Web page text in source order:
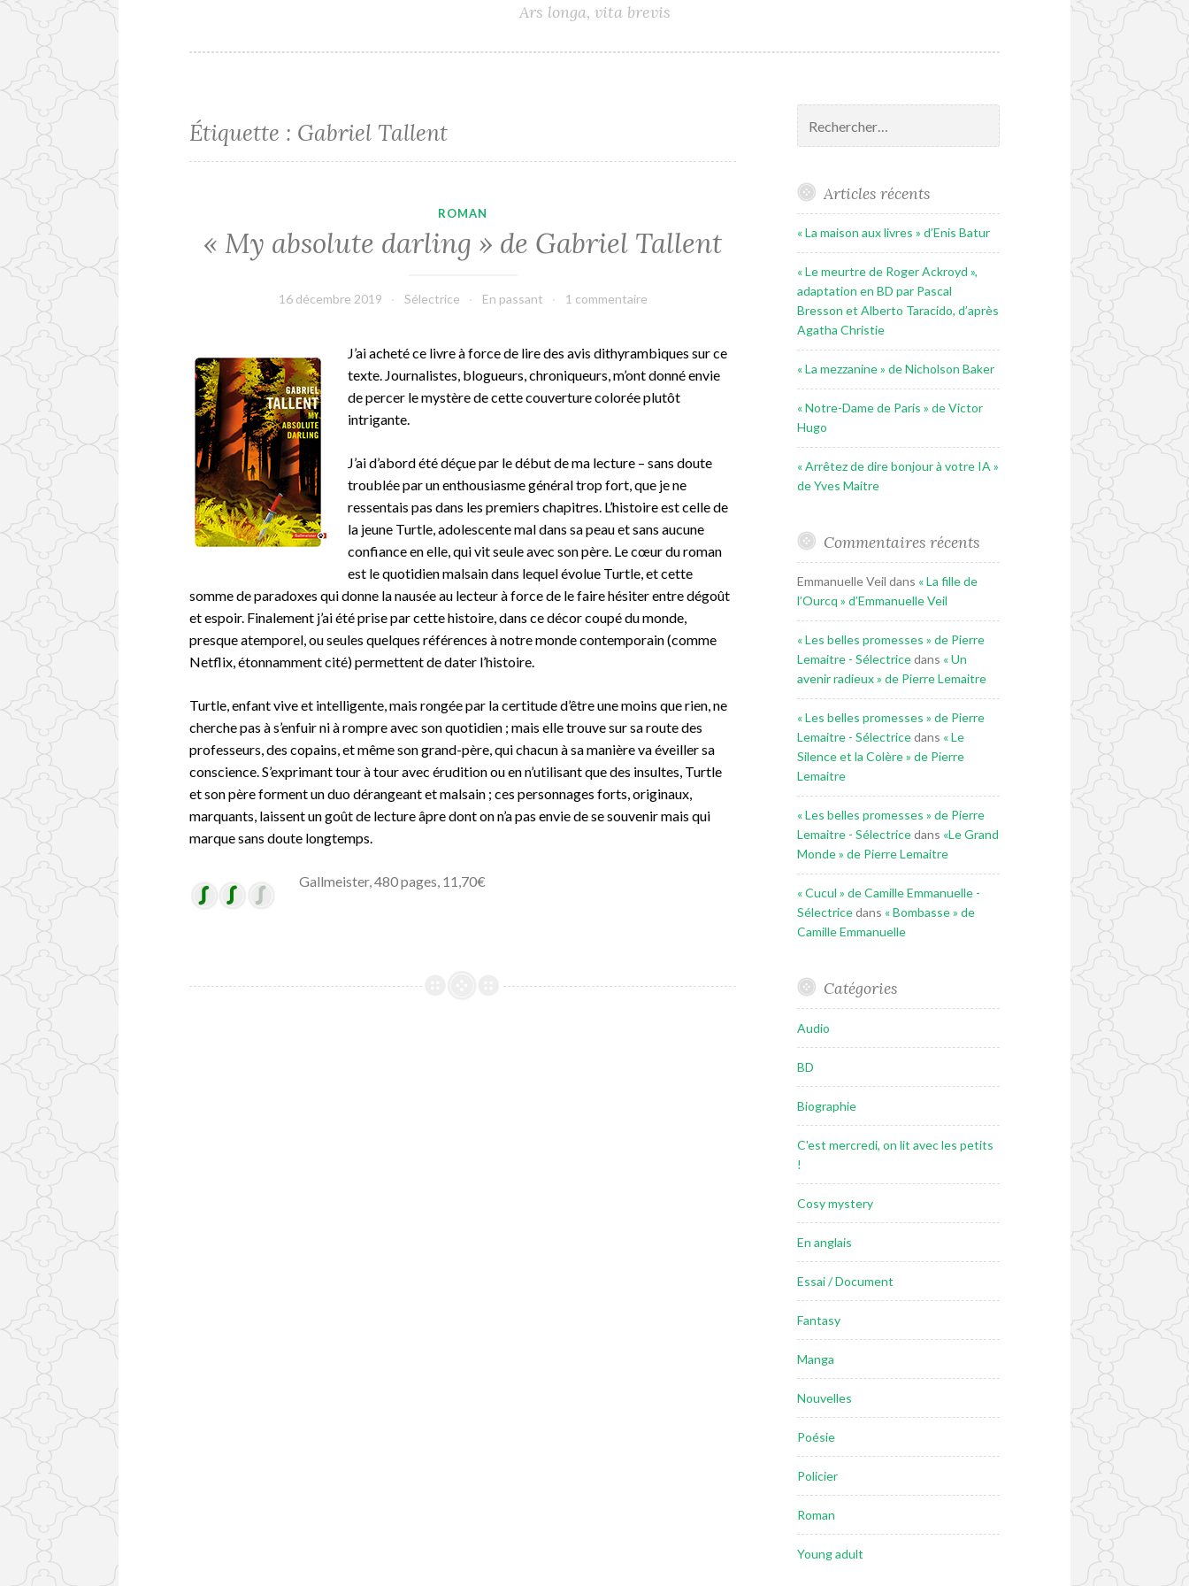
Ars longa, vita brevis
Étiquette : Gabriel Tallent
ROMAN
« My absolute darling » de Gabriel Tallent
16 décembre 2019 Sélectrice En passant 1 commentaire
J’ai acheté ce livre à force de lire des avis dithyrambiques sur ce
texte. Journalistes, blogueurs, chroniqueurs, m’ont donné envie
de percer le mystère de cette couverture colorée plutôt
intrigante.
J’ai d’abord été déçue par le début de ma lecture – sans doute
troublée par un enthousiasme général trop fort, que je ne
ressentais pas dans les premiers chapitres. L’histoire est celle de
la jeune Turtle, adolescente mal dans sa peau et sans aucune
confiance en elle, qui vit seule avec son père. Le cœur du roman
est le quotidien malsain dans lequel évolue Turtle, et cette
somme de paradoxes qui donne la nausée au lecteur à force de le faire hésiter entre dégoût
et espoir. Finalement j’ai été prise par cette histoire, dans ce décor coupé du monde,
presque atemporel, ou seules quelques références à notre monde contemporain (comme
Netflix, étonnamment cité) permettent de dater l’histoire.
Turtle, enfant vive et intelligente, mais rongée par la certitude d’être une moins que rien, ne
cherche pas à s’enfuir ni à rompre avec son quotidien ; mais elle trouve sur sa route des
professeurs, des copains, et même son grand-père, qui chacun à sa manière va éveiller sa
conscience.S’exprimant tour à tour avec érudition ou en n’utilisant que des insultes, Turtle
et son père forment un duo dérangeant et malsain ; ces personnages forts, originaux,
marquants, laissent un goût de lecture âpre dont on n’a pas envie de se souvenir mais qui
marque sans doute longtemps.
Gallmeister, 480 pages, 11,70€
Articles récents
« La maison aux livres » d’Enis Batur
« Le meurtre de Roger Ackroyd »,
adaptation en BD par Pascal
Bresson et Alberto Taracido, d’après
Agatha Christie
« La mezzanine » de Nicholson Baker
« Notre-Dame de Paris » de Victor
Hugo
« Arrêtez de dire bonjour à votre IA »
de Yves Maitre
Commentaires récents
Emmanuelle Veil dans « La fille de
l’Ourcq » d’Emmanuelle Veil
« Les belles promesses » de Pierre
Lemaitre - Sélectricedans « Un
avenir radieux » de Pierre Lemaitre
« Les belles promesses » de Pierre
Lemaitre - Sélectricedans « Le
Silence et la Colère » de Pierre
Lemaitre
« Les belles promesses » de Pierre
Lemaitre - Sélectricedans «Le Grand
Monde » de Pierre Lemaitre
« Cucul » de Camille Emmanuelle -
Sélectricedans « Bombasse » de
Camille Emmanuelle
Catégories
Audio
BD
Biographie
C'est mercredi, on lit avec les petits
!
Cosy mystery
En anglais
Essai / Document
Fantasy
Manga
Nouvelles
Poésie
Policier
Roman
Young adult